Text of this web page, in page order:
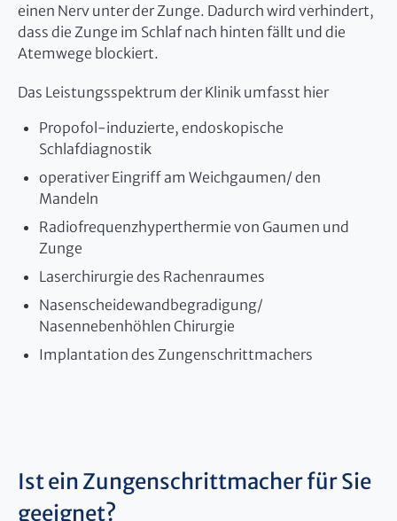
einen Nerv unter der Zunge. Dadurch wird verhindert,
dass die Zunge im Schlaf nach hinten fällt und die
Atemwege blockiert.
Das Leistungsspektrum der Klinik umfasst hier
Propofol-induzierte, endoskopische
Schlafdiagnostik
operativer Eingriff am Weichgaumen/ den
Mandeln
Radiofrequenzhyperthermie von Gaumen und
Zunge
Laserchirurgie des Rachenraumes
Nasenscheidewandbegradigung/
Nasennebenhöhlen Chirurgie
Implantation des Zungenschrittmachers
Ist ein Zungenschrittmacher für Sie
geeignet?